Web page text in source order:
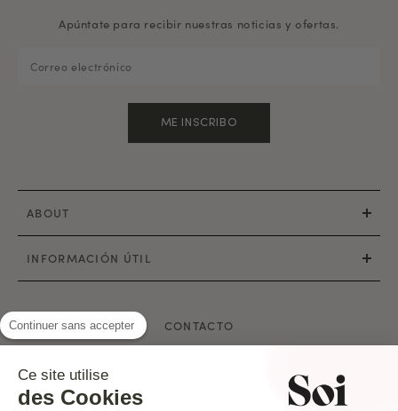
CONTACTO
ABOUT
INFORMACIÓN ÚTIL
Apúntate para recibir nuestras noticias y ofertas.
ME INSCRIBO
Continuer sans accepter
Ce site utilise
des Cookies